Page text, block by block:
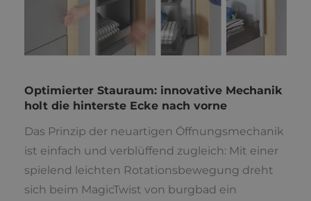
Optimierter Stauraum: innovative Mechanik
holt die hinterste Ecke nach vorne
Das Prinzip der neuartigen Öffnungsmechanik
ist einfach und verblüffend zugleich: Mit einer
spielend leichten Rotationsbewegung dreht
sich beim MagicTwist von burgbad ein